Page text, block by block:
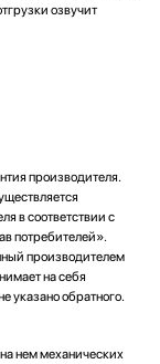
озвучит
производителя.
в соответствии с
потребителей».
производителем
на себя
указано обратного.
нем механических